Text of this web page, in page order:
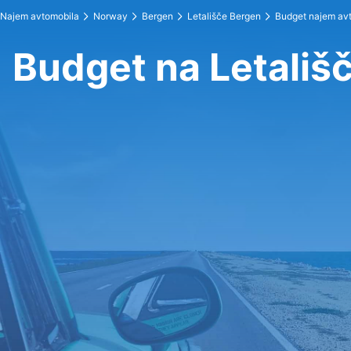
Najem avtomobila Norway Bergen Letališče Bergen Budget najem
Budget na